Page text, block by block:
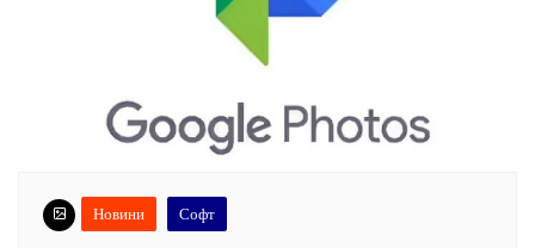
Новини Софт